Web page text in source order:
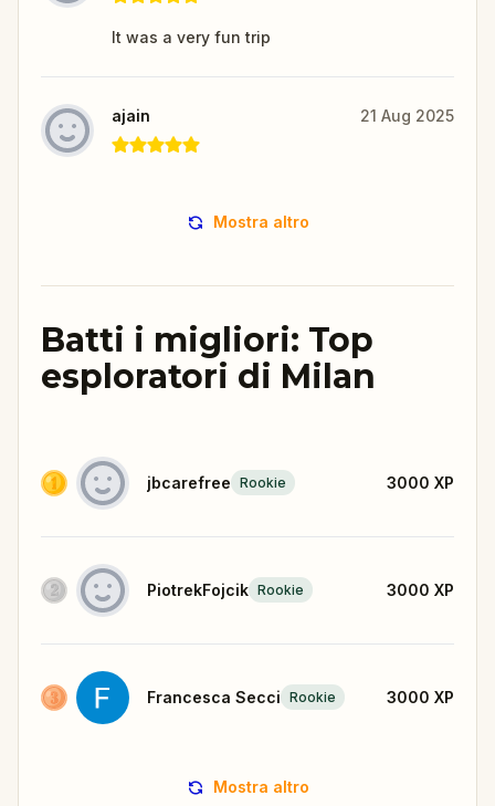
It was a very fun trip
ajain 21 Aug 2025
Mostra altro
Batti i migliori: Top
esploratori di Milan
jbcarefree Rookie 3000 XP
PiotrekFojcik Rookie 3000 XP
Francesca Secci Rookie 3000 XP
Mostra altro